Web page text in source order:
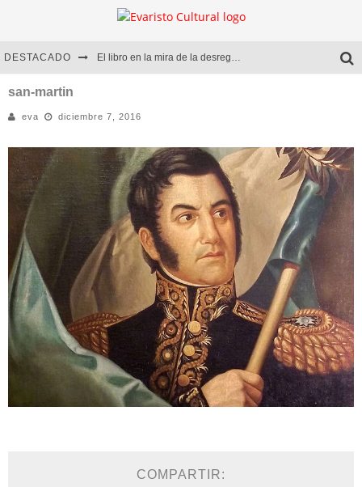
DESTACADO El libro en la mira de la desregulación
Diego Meret | Hotel Acapulco
Alejandra Correa | La nieve
san-martin
eva diciembre 7, 2016
COMPARTIR: